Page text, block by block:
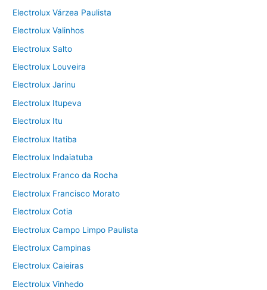
Electrolux Várzea Paulista
Electrolux Valinhos
Electrolux Salto
Electrolux Louveira
Electrolux Jarinu
Electrolux Itupeva
Electrolux Itu
Electrolux Itatiba
Electrolux Indaiatuba
Electrolux Franco da Rocha
Electrolux Francisco Morato
Electrolux Cotia
Electrolux Campo Limpo Paulista
Electrolux Campinas
Electrolux Caieiras
Electrolux Vinhedo